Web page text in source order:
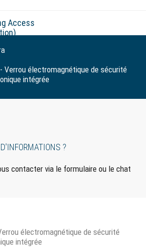
Verrou électromagnétique de sécurité
intégrée
?
contacter via le formulaire ou le chat
électromagnétique de sécurité
intégrée